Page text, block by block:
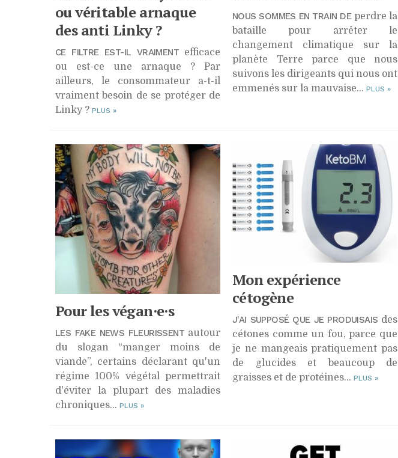
ou véritable arnaque
des anti Linky ?
CE FILTRE EST-IL VRAIMENT efficace
ou est-ce une arnaque ? Par
ailleurs, le consommateur a-t-il
vraiment besoin de se protéger de
Linky ? PLUS »
NOUS SOMMES EN TRAIN DEperdre la
bataille pour arrêter le
changement climatique sur la
planète Terre parce que nous
suivons les dirigeants qui nous ont
emmenés sur la mauvaise... PLUS »
Pour les végan·e·s
LES FAKE NEWS FLEURISSENT autour
du slogan “manger moins de
viande”, certains déclarant qu'un
régime 100% végétal permettrait
d'éviter la plupart des maladies
chroniques… PLUS »
Mon expérience
cétogène
J'AI SUPPOSÉ QUE JE PRODUISAIS des
cétones comme un fou, parce que
je ne mangeais pratiquement pas
de glucides et beaucoup de
graisses et de protéines… PLUS »